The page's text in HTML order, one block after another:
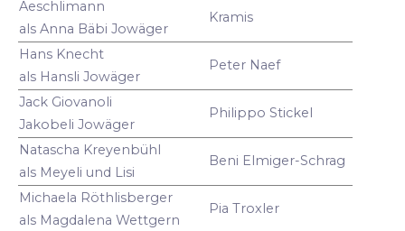
Aeschlimann
als Anna Bäbi Jowäger
Kramis
Hans Knecht
als Hansli Jowäger
Peter Naef
Jack Giovanoli
Jakobeli Jowäger
Philippo Stickel
Natascha Kreyenbühl
als Meyeli und Lisi
Beni Elmiger-Schrag
Michaela Röthlisberger
als Magdalena Wettgern
Pia Troxler